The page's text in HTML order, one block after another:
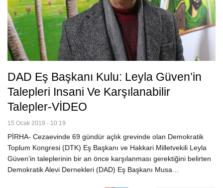
DAD Eş Başkanı Kulu: Leyla Güven’in
Talepleri Insani Ve Karşılanabilir
Talepler-VİDEO
15 Ocak 2019 - 10:19
PİRHA- Cezaevinde 69 gündür açlık grevinde olan Demokratik
Toplum Kongresi (DTK) Eş Başkanı ve Hakkari Milletvekili Leyla
Güven’in taleplerinin bir an önce karşılanması gerektiğini belirten
Demokratik Alevi Dernekleri (DAD) Eş Başkanı Musa…